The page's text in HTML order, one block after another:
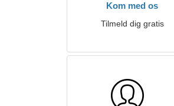
Kom med os
Tilmeld dig gratis